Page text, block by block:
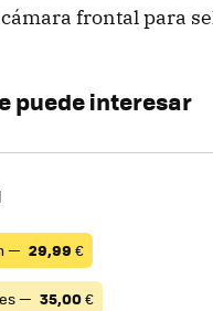
frontal para
puede interesar
— 29,99 €
— 35,00€